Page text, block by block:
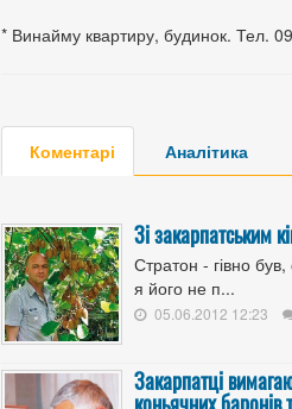
* Винайму квартиру, будинок. Тел.
Коментарі Аналітика
Зі закарпатським
Стратон - гівно
я його не п...
05.06.2012 12:23
Закарпатці